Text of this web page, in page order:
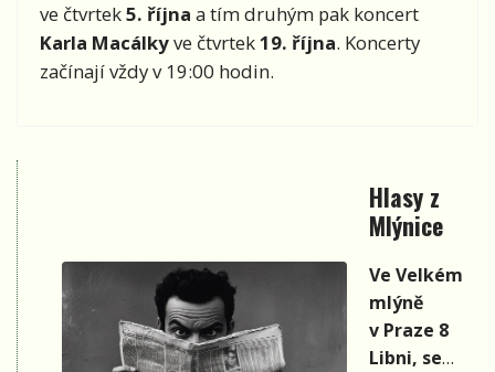
ve čtvrtek5. října a tím druhým pak koncert
Karla Macálkyve čtvrtek19. října. Koncerty
začínají vždy v 19:00 hodin.
Hlasy z
Mlýnice
Ve Velkém
mlýně
v Praze 8
Libni, se